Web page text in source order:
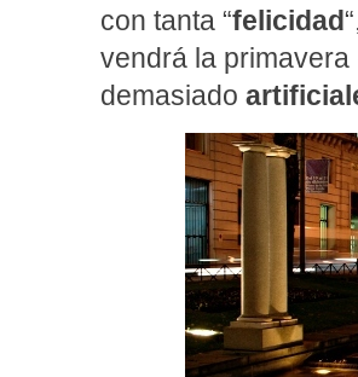
con tanta “felicidad
vendrá la
demasiado